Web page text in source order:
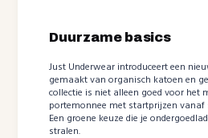
Duurzame basics
Just Underwear introduceert een
gemaakt van organisch katoen en
collectie is niet alleen goed voor het
portemonnee met startprijzen
Een groene keuze die je
stralen.